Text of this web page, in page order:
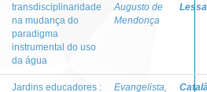
transdisciplinaridade
na mudança do
paradigma
instrumental do uso
da água
Augusto de
Mendonça
Lessa
Jardins educadores :
Evangelista,